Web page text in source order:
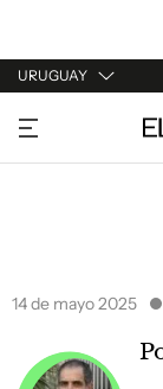
URUGUAY
URUGUAY
ARGENTINA
14 de mayo 2025